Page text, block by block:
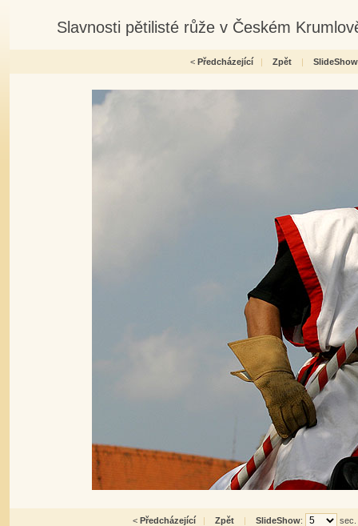
Slavnosti pětilisté růže v Českém
< Předcházející | Zpět | SlideShow
< Předcházející | Zpět | SlideShow: sec.